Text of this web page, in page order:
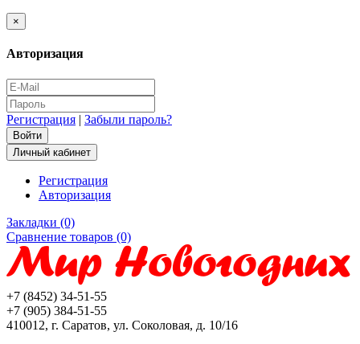
×
Авторизация
Регистрация | Забыли пароль?
Личный кабинет
Регистрация
Авторизация
Закладки (0)
Сравнение товаров (0)
+7 (8452) 34-51-55
+7 (905) 384-51-55
410012, г. Саратов, ул. Соколовая, д. 10/16